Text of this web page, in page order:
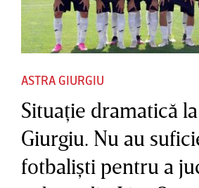
ASTRA GIURGIU
Situaţie dramatică
Giurgiu. Nu au
fotbalişti pentru a